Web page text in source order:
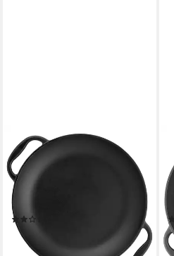
BBQ-TORO
Paellapfanne Paella Pfanne, 6
Personen, Ø 36 cm,
Gusseisen Grillpfanne,
Gusseisen
39,95 €
lieferbar - in 3-4 Werktagen bei dir